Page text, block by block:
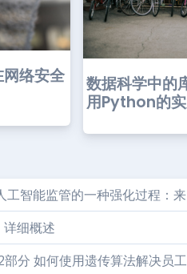
络安全
数据科学中的
用Python的
工智能监管的一种强化过程：
细概述
分 如何使用遗传算法解决员